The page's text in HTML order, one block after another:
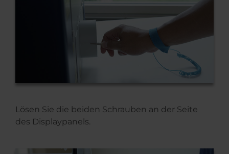
Lösen Sie die beiden Schrauben an der Seite
des Displaypanels.